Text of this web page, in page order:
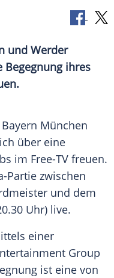
und Werder
Begegnung ihres
München
über eine
im Free-TV freuen.
Partie zwischen
und dem
Uhr) live.
einer
Group
ist eine von